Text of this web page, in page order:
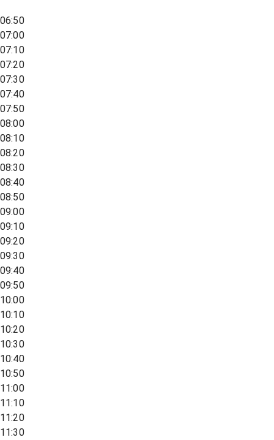
06:50
07:00
07:10
07:20
07:30
07:40
07:50
08:00
08:10
08:20
08:30
08:40
08:50
09:00
09:10
09:20
09:30
09:40
09:50
10:00
10:10
10:20
10:30
10:40
10:50
11:00
11:10
11:20
11:30